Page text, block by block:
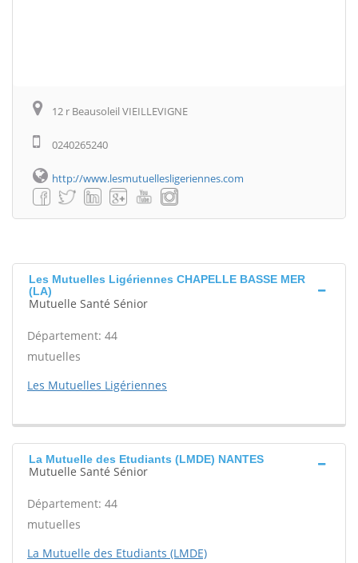
12 r Beausoleil VIEILLEVIGNE
0240265240
http://www.lesmutuellesligeriennes.com
Les Mutuelles Ligériennes CHAPELLE BASSE MER
(LA)
Mutuelle Santé Sénior
Département: 44
mutuelles
Les Mutuelles Ligériennes
La Mutuelle des Etudiants (LMDE) NANTES
Mutuelle Santé Sénior
Département: 44
mutuelles
La Mutuelle des Etudiants (LMDE)